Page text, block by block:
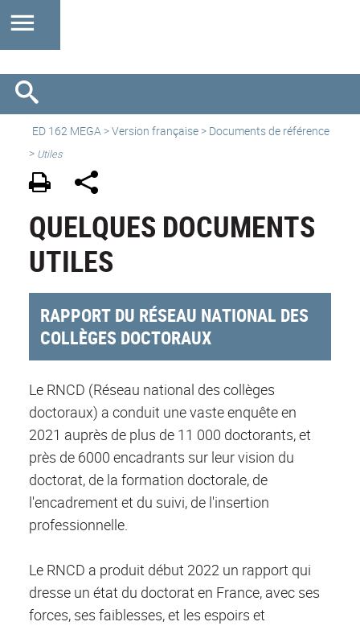
ED 162 MEGA >Version française > Documents de référence
> Utiles
QUELQUES DOCUMENTS
UTILES
RAPPORT DU RÉSEAU NATIONAL DES
COLLÈGES DOCTORAUX
Le RNCD (Réseau national des collèges
doctoraux) a conduit une vaste enquête en
2021 auprès de plus de 11 000 doctorants, et
près de 6000 encadrants sur leur vision du
doctorat, de la formation doctorale, de
l'encadrement et du suivi, de l'insertion
professionnelle.
Le RNCD a produit début 2022 un rapport qui
dresse un état du doctorat en France, avec ses
forces, ses faiblesses, et les espoirs et